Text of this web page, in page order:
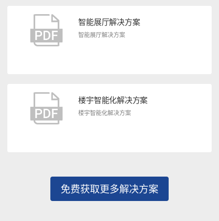
智能展厅解决方案
智能展厅解决方案
楼宇智能化解决方案
楼宇智能化解决方案
免费获取更多解决方案